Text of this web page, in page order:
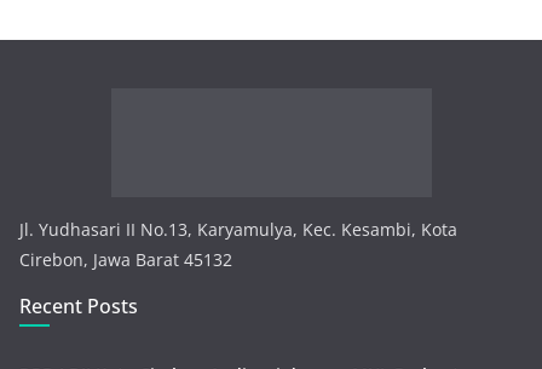
Jl. Yudhasari II No.13, Karyamulya, Kec. Kesambi, Kota
Cirebon, Jawa Barat 45132
Recent Posts